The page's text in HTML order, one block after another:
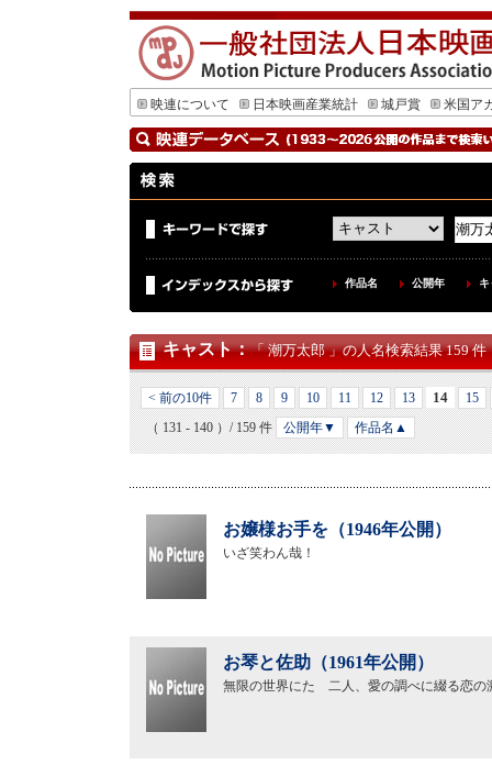
映連について 日本映画産業統計 城戸賞 米国ア
作品名 公開年
キャスト：「 潮万太郎 」の人名検索結果 159 件
< 前の10件 7 8 9 10 11 12 13 14
15
（ 131 - 140 ）/ 159 件
公開年▼ 作品名▲
お嬢様お手を（1946年公開）
いざ笑わん哉！
お琴と佐助（1961年公開）
無限の世界にたゞ二人、愛の調べに綴る恋の